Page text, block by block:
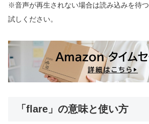
※音声が再生されない場合は読み込みを待
試しください。
「flare」の意味と使い方